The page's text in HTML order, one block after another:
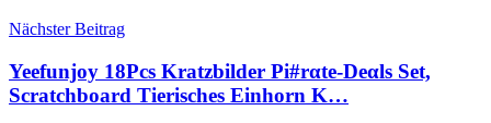
Nächster Beitrag
Yeefunjoy 18Pcs Kratzbilder Pi#rαtе-Dеαls Set,
Scratchboard Tierisches Einhorn K…